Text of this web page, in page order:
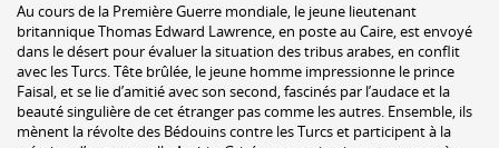
Au cours de la Première Guerre mondiale, le jeune lieutenant
britannique Thomas Edward Lawrence, en poste au Caire, est envoyé
dans le désert pour évaluer la situation des tribus arabes, en conflit
avec les Turcs. Tête brûlée, le jeune homme impressionne le prince
Faisal, et se lie d’amitié avec son second, fascinés par l’audace et la
beauté singulière de cet étranger pas comme les autres. Ensemble, ils
mènent la révolte des Bédouins contre les Turcs et participent à la